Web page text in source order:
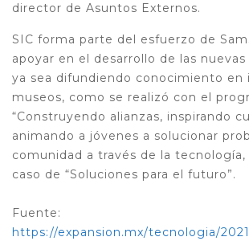
director de Asuntos Externos.
SIC forma parte del esfuerzo de
apoyar en el desarrollo de las
ya sea difundiendo conocimiento en
museos, como se realizó con el
“Construyendo alianzas, inspirando
animando a jóvenes a solucionar
comunidad a través de la
caso de “Soluciones para el futuro”.
Fuente:
https://expansion.mx/tecnologia/